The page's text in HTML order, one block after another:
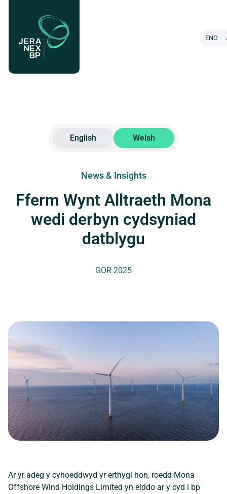
ENG
Our Projects
Contact
English Welsh
News & Insights
Fferm Wynt Alltraeth Mona
wedi derbyn cydsyniad
datblygu
GOR 2025
Ar yr adeg y cyhoeddwyd yr erthygl hon, roedd Mona
Offshore Wind Holdings Limited yn eiddo ar y cyd i bp